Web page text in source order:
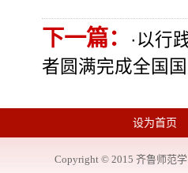
下一篇： · 以行
者圆满完成全国
设为首页
Copyright © 2015 齐鲁师范